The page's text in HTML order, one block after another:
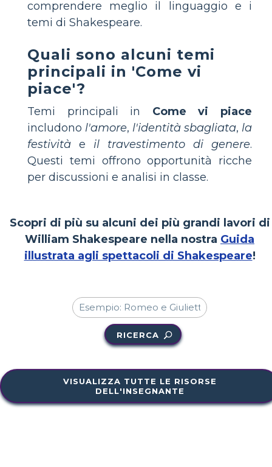
comprendere meglio il linguaggio e i
temi di Shakespeare.
Quali sono alcuni temi
principali in 'Come vi
piace'?
Temi principali in Come vi piace
includono l'amore, l'identità sbagliata, la
festività e il travestimento di genere.
Questi temi offrono opportunità ricche
per discussioni e analisi in classe.
Scopri di più su alcuni dei più grandi lavori di
William Shakespeare nella nostra Guida
illustrata agli spettacoli di Shakespeare!
RICERCA
VISUALIZZA TUTTE LE RISORSE
DELL'INSEGNANTE